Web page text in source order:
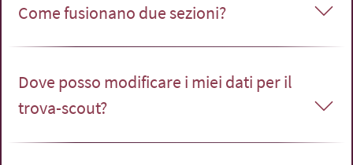
Come fusionano due sezioni?
Dove posso modificare i miei dati per il
trova-scout?